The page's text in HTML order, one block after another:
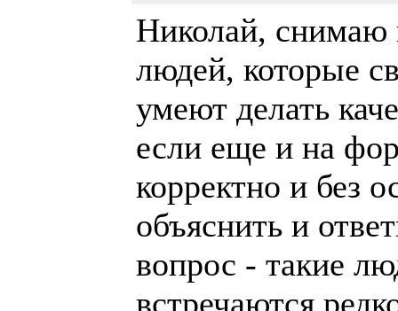
Николай,
людей, которые
умеют делать
если еще и на
корректно и без
объяснить и
вопрос - такие
встречаются